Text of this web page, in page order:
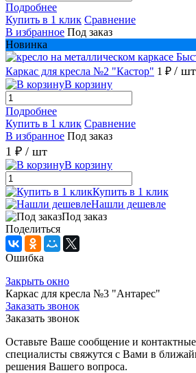
Подробнее
Купить в 1 клик Сравнение
В избранное Под заказ
Новинка
Каркас для кресла №2 "Кастор" 1 ₽ / шт
В корзину
Подробнее
Купить в 1 клик Сравнение
В избранное Под заказ
1 ₽ / шт
В корзину
Купить в 1 клик
Нашли дешевле
Под заказ
Поделиться
Ошибка
Закрыть окно
Каркас для кресла №3 "Антарес"
Заказать звонок
Заказать звонок
Оставьте Ваше сообщение и
специалисты свяжутся с Вами в
решения Вашего вопроса.